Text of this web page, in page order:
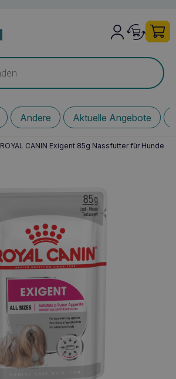
Andere Aktuelle Angebote
ROYAL CANIN Exigent 85g Nassfutter für Hunde